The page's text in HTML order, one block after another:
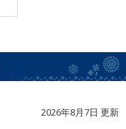
2026年8月7日 更新